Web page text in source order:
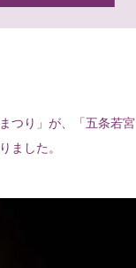
つり」が、「五条若宮
ました。